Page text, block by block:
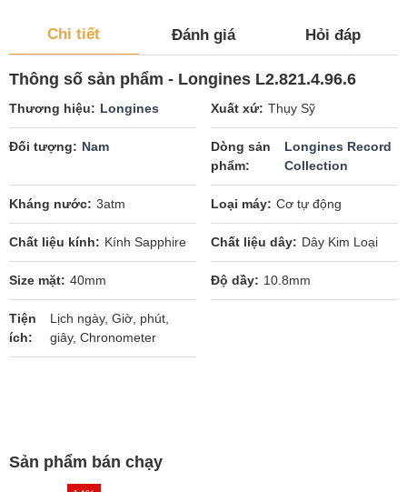
Chi tiết Đánh giá Hỏi đáp
Thông số sản phẩm - Longines L2.821.4.96.6
Thương hiệu Longines Xuất xứ Thụy Sỹ
Đối tượng Nam
Dòng sản
phẩm
Longines Record
Collection
Kháng nước 3atm Loại máy Cơ tự động
Chất liệu kính Kính Sapphire Chất liệu dây Dây Kim Loại
Size mặt 40mm Độ dầy 10.8mm
Tiện
ích
Lịch ngày, Giờ, phút,
giây, Chronometer
Sản phẩm bán chạy